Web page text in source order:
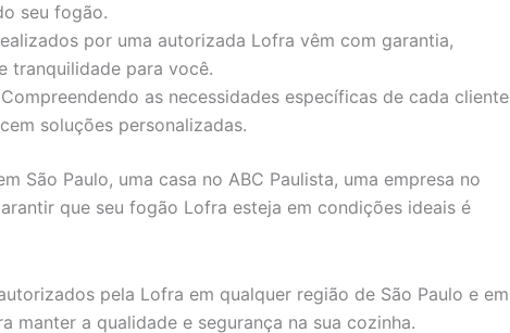
seu fogão.
por uma autorizada Lofra vêm com garantia,
tranquilidade para você.
as necessidades específicas de cada cliente
soluções personalizadas.
São Paulo, uma casa no ABC Paulista, uma empresa no
que seu fogão Lofra esteja em condições ideais é
pela Lofra em qualquer região de São Paulo e em
manter a qualidade e segurança na sua cozinha.